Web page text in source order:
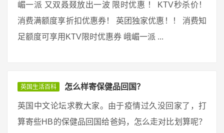
嵋一派 又双叒叕放出一波 限时优惠 ！ KTV秒杀价！
消费满额度享折扣优惠券！ 英团独家优惠！！ 消费知
足额度可享用KTV限时优惠券 峨嵋一派 ...
英国生活百科 怎么样寄保健品回国？
英国中文论坛求教大家。由于疫情过久没回家了，打
算寄些HB的保健品回国给爸妈，怎么走对比划算呢？